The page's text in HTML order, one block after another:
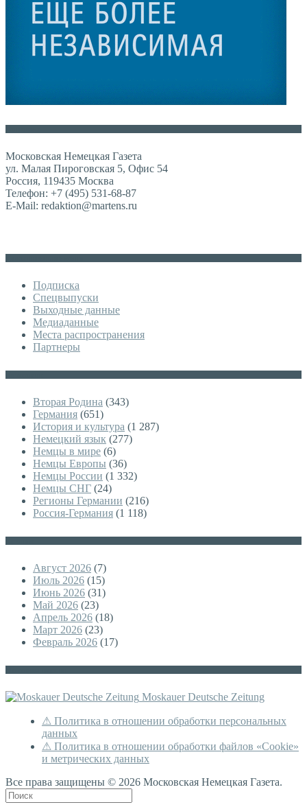
Московская Немецкая Газета
ул. Малая Пироговская 5, Офис 54
Россия, 119435 Москва
Телефон: +7 (495) 531-68-87
E-Mail: redaktion@martens.ru
Подписка
Спецвыпуски
Выходные данные
Медиаданные
Места распространения
Партнеры
Вторая Родина (343)
Германия (651)
История и культура (1 287)
Немецкий язык (277)
Немцы в мире (6)
Немцы Европы (36)
Немцы России (1 332)
Немцы СНГ (24)
Регионы Германии (216)
Россия-Германия (1 118)
Август 2026 (7)
Июль 2026 (15)
Июнь 2026 (31)
Май 2026 (23)
Апрель 2026 (18)
Март 2026 (23)
Февраль 2026 (17)
Moskauer Deutsche Zeitung
⚠ Политика в отношении обработки персональных
данных
⚠ Политика в отношении обработки файлов «Cookie»
и метрических данных
Все права защищены © 2026 Московская Немецкая Газета.